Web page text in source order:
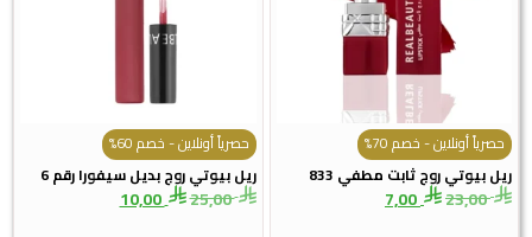
حصرياً أونلاين - خصم 70%
ريل بيوتي روج ثابت مطفي 833
23,00
7,00
حصرياً أونلاين - خصم 60%
ريل بيوتي روج بديل سيفورا رقم 6
25,00
10,00